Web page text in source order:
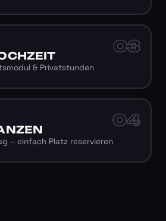
03
& Privatstunden
04
– einfach Platz reservieren